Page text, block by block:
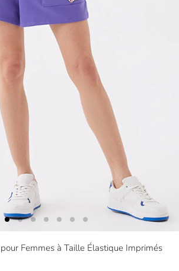
Femmes à Taille Élastique Imprimés